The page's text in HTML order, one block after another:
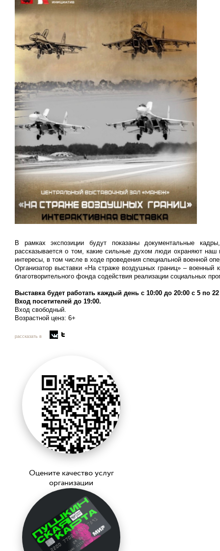
В рамках экспозиции будут показаны документальные
рассказывается о том, какие сильные духом люди охраняют наш
интересы, в том числе в ходе проведения специальной военной
Организатор выставки «На страже воздушных границ» –
благотворительного фонда содействия реализации социальных
Выставка будет работать каждый день с 10:00 до 20:00 с 5 по
Вход посетителей до 19:00.
Вход свободный.
Возрастной ценз: 6+
рассказать в
Оцените качество услуг
организации